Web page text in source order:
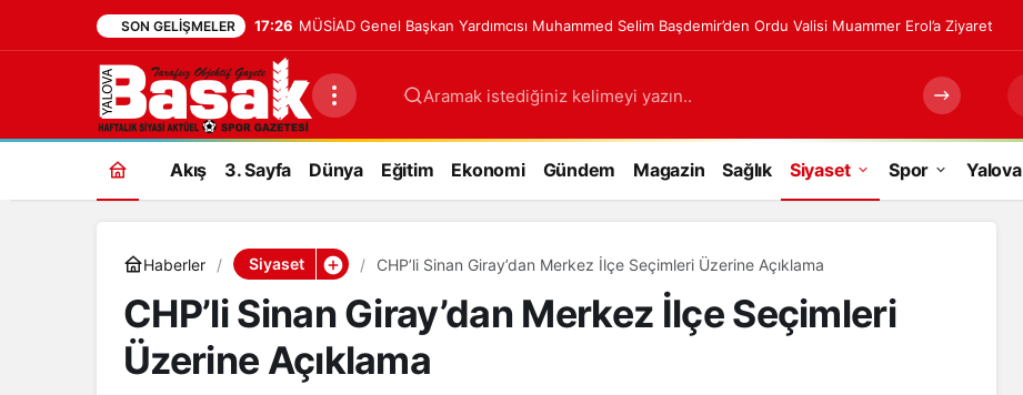
SON GELIŞMELER 17:26 MÜSİAD Genel Başkan Yardımcısı Muhammed Selim Başdemir’den Ordu Valisi Muammer Erol’a Ziyaret
Aramak istediğiniz kelimeyi yazın..
Akış 3. Sayfa Dünya Eğitim Ekonomi Gündem Magazin Sağlık Siyaset Spor Yalova
Haberler Siyaset CHP’li Sinan Giray’dan Merkez İlçe Seçimleri Üzerine Açıklama
CHP’li Sinan Giray’dan Merkez İlçe Seçimleri
Üzerine Açıklama